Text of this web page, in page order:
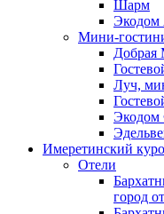
Шарм
Экодом
Мини-
Добрая
Луч,
Экодом
Имеретинский
Отели
город